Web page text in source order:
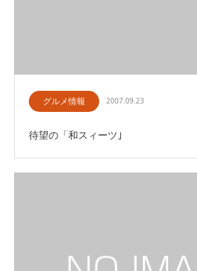
グルメ情報 2007.09.23
待望の「和スィーツ｣